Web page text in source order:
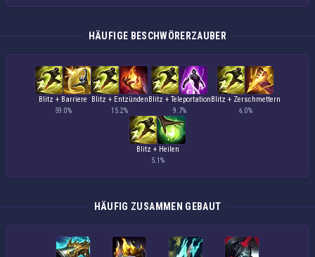
HÄUFIGE BESCHWÖRERZAUBER
Blitz + Barriere
59.0%
Blitz + Entzünden
15.2%
Blitz + Teleportation
9.7%
Blitz + Zerschmettern
6.0%
Blitz + Heilen
5.1%
HÄUFIG ZUSAMMEN GEBAUT